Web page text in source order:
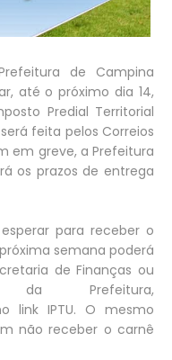
de Campina
até o próximo dia 14,
Predial Territorial
feita pelos Correios
em greve, a Prefeitura
os prazos de entrega
para receber o
semana poderá
de Finanças ou
Prefeitura,
link IPTU. O mesmo
não receber o carnê